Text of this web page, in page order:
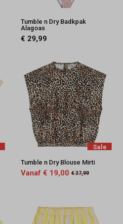
Tumble n Dry Badkpak
Alagoas
€ 29,99
Sale
Tumble n Dry Blouse Mirti
Vanaf € 19,00 € 37,99